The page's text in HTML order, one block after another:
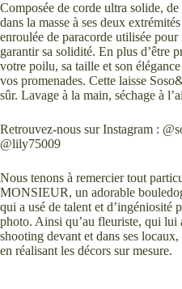
Composée de corde ultra solide,
dans la masse à ses deux
enroulée de paracorde utilisée
garantir sa solidité. En plus d’être
votre poilu, sa taille et son
vos promenades. Cette laisse
sûr. Lavage à la main, séchage à
Retrouvez-nous sur Instagram :
@lily75009
Nous tenons à remercier tout
MONSIEUR, un adorable
qui a usé de talent et d’ingéniosité
photo. Ainsi qu’au fleuriste, qui lui
shooting devant et dans ses
en réalisant les décors sur mesure.